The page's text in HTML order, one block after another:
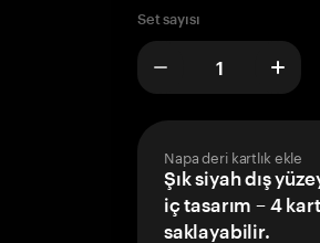
Set sayısı
Napa deri kartlık ekle
Şık siyah dış
iç tasarım – 4
saklayabilir.